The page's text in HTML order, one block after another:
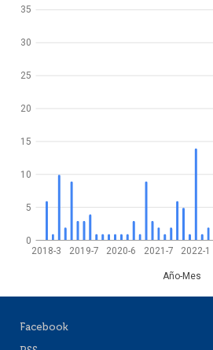
2018-3 2019-7 2020-6 2021-7 2022-1
Año-Mes
0
5
10
15
20
25
30
35
Facebook